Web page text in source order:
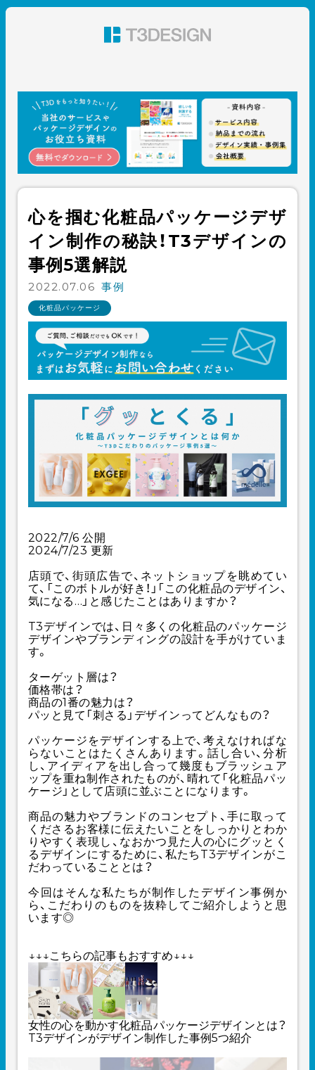
ン 株式会社T3デザイン
心を掴む化粧品パッケージデザ
イン制作の秘訣！T3デザインの
事例5選解説
2022.07.06 事例
化粧品パッケージ
2022/7/6 公開
2024/7/23 更新
店頭で、街頭広告で、ネットショップを眺めてい
て、「このボトルが好き！」「この化粧品のデザイン、
気になる…」と感じたことはありますか？
T3デザインでは、日々多くの化粧品のパッケージ
デザインやブランディングの設計を手がけていま
す。
ターゲット層は？
価格帯は？
商品の1番の魅力は？
パッと見て「刺さる」デザインってどんなもの？
パッケージをデザインする上で、考えなければな
らないことはたくさんあります。話し合い、分析
し、アイディアを出し合って幾度もブラッシュア
ップを重ね制作されたものが、晴れて「化粧品パッ
ケージ」として店頭に並ぶことになります。
商品の魅力やブランドのコンセプト、手に取って
くださるお客様に伝えたいことをしっかりとわか
りやすく表現し、なおかつ見た人の心にグッとく
るデザインにするために、私たちT3デザインがこ
だわっていることとは？
今回はそんな私たちが制作したデザイン事例か
ら、こだわりのものを抜粋してご紹介しようと思
います◎
↓↓↓こちらの記事もおすすめ↓↓↓
女性の心を動かす化粧品パッケージデザインとは？
T3デザインがデザイン制作した事例5つ紹介